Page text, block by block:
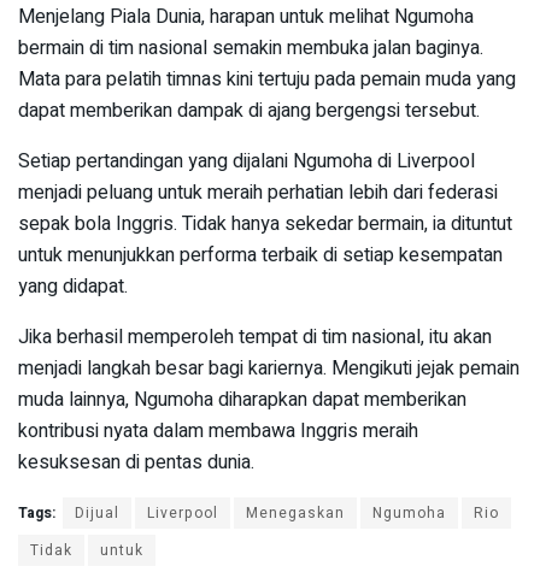
Menjelang Piala Dunia, harapan untuk melihat Ngumoha
bermain di tim nasional semakin membuka jalan baginya.
Mata para pelatih timnas kini tertuju pada pemain muda yang
dapat memberikan dampak di ajang bergengsi tersebut.
Setiap pertandingan yang dijalani Ngumoha di Liverpool
menjadi peluang untuk meraih perhatian lebih dari federasi
sepak bola Inggris. Tidak hanya sekedar bermain, ia dituntut
untuk menunjukkan performa terbaik di setiap kesempatan
yang didapat.
Jika berhasil memperoleh tempat di tim nasional, itu akan
menjadi langkah besar bagi kariernya. Mengikuti jejak pemain
muda lainnya, Ngumoha diharapkan dapat memberikan
kontribusi nyata dalam membawa Inggris meraih
kesuksesan di pentas dunia.
Tags: Dijual Liverpool Menegaskan Ngumoha
Rio
Tidak
untuk